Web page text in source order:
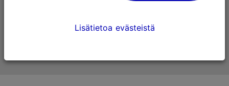
Viron virallinen matkailusivustoLisätietoa evästeistä